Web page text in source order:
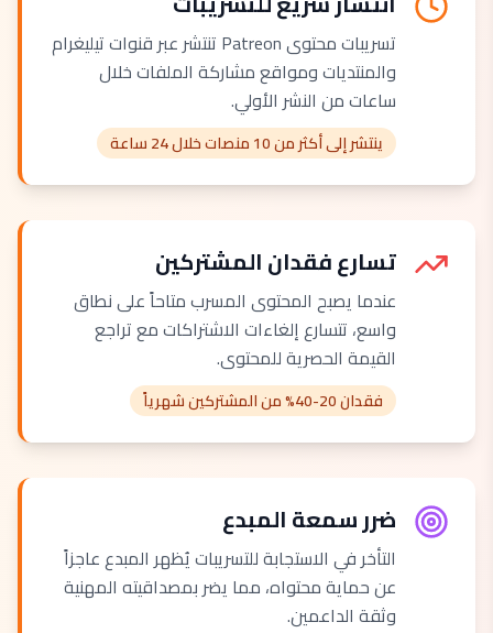
تسريبات محتوى Patreon تنتشر عبر قنوات تيليغرام
والمنتديات ومواقع مشاركة الملفات خلال
ساعات من النشر الأولي.
ينتشر إلى أكثر من 10 منصات خلال 24 ساعة
تسارع فقدان المشتركين
عندما يصبح المحتوى المسرب متاحاً على نطاق
واسع، تتسارع إلغاءات الاشتراكات مع تراجع
القيمة الحصرية للمحتوى.
فقدان 20-40% من المشتركين شهرياً
ضرر سمعة المبدع
التأخر في الاستجابة للتسريبات يُظهر المبدع عاجزاً
عن حماية محتواه، مما يضر بمصداقيته المهنية
وثقة الداعمين.